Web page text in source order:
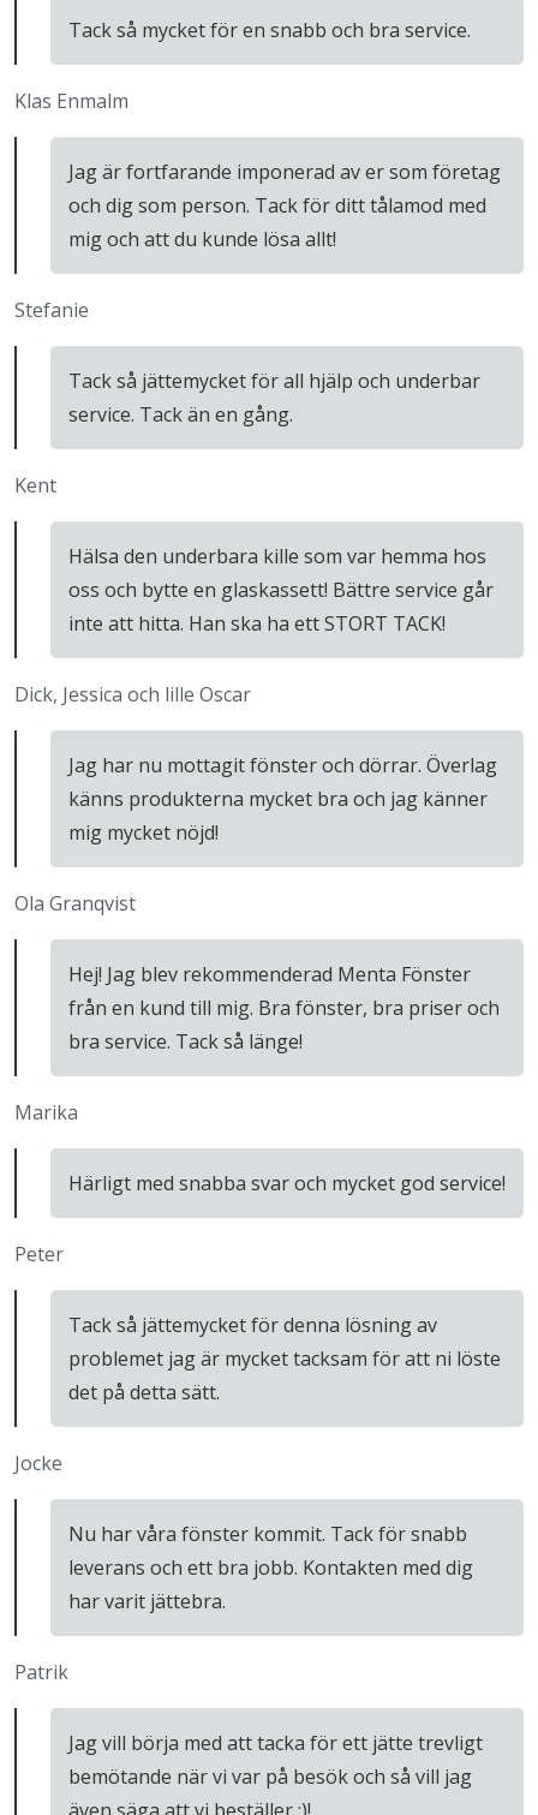
Tack så mycket för en snabb och bra service.
Klas Enmalm
Jag är fortfarande imponerad av er som företag
och dig som person. Tack för ditt tålamod med
mig och att du kunde lösa allt!
Stefanie
Tack så jättemycket för all hjälp och underbar
service. Tack än en gång.
Kent
Hälsa den underbara kille som var hemma hos
oss och bytte en glaskassett! Bättre service går
inte att hitta. Han ska ha ett STORT TACK!
Dick, Jessica och lille Oscar
Jag har nu mottagit fönster och dörrar. Överlag
känns produkterna mycket bra och jag känner
mig mycket nöjd!
Ola Granqvist
Hej! Jag blev rekommenderad Menta Fönster
från en kund till mig. Bra fönster, bra priser och
bra service. Tack så länge!
Marika
Härligt med snabba svar och mycket god service!
Peter
Tack så jättemycket för denna lösning av
problemet jag är mycket tacksam för att ni löste
det på detta sätt.
Jocke
Nu har våra fönster kommit. Tack för snabb
leverans och ett bra jobb. Kontakten med dig
har varit jättebra.
Patrik
Jag vill börja med att tacka för ett jätte trevligt
bemötande när vi var på besök och så vill jag